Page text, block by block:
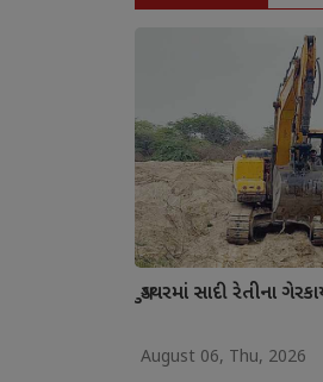
ગુડથરમાં સાદી રેતીના
August 06, Thu, 2026